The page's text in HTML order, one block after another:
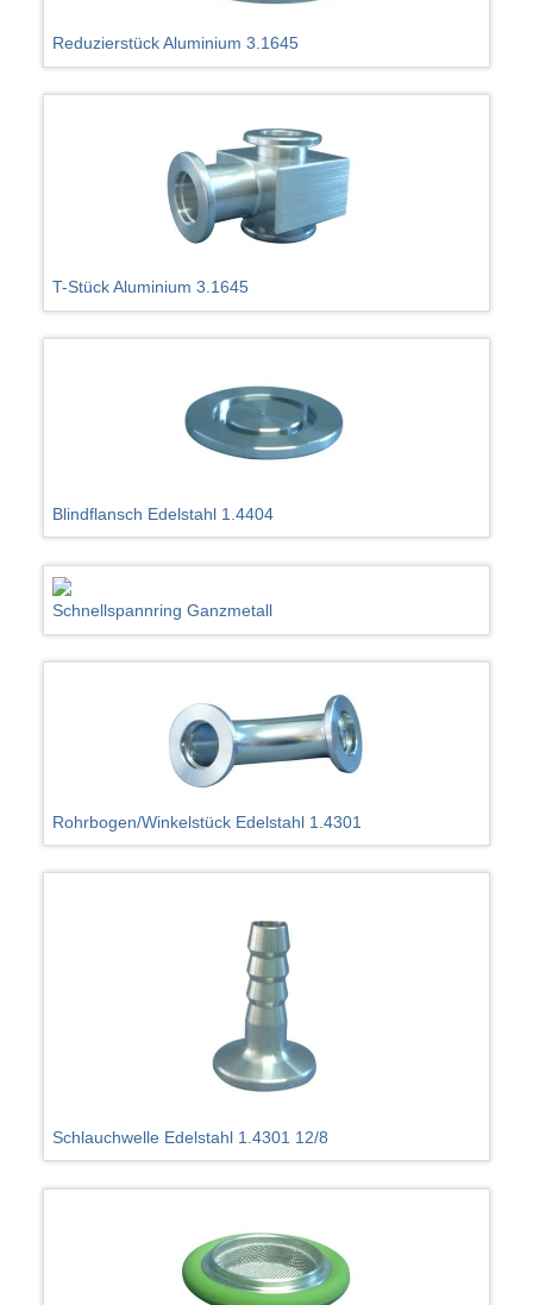
Reduzierstück Aluminium 3.1645
T-Stück Aluminium 3.1645
Blindflansch Edelstahl 1.4404
Schnellspannring Ganzmetall
Rohrbogen/Winkelstück Edelstahl 1.4301
Schlauchwelle Edelstahl 1.4301 12/8